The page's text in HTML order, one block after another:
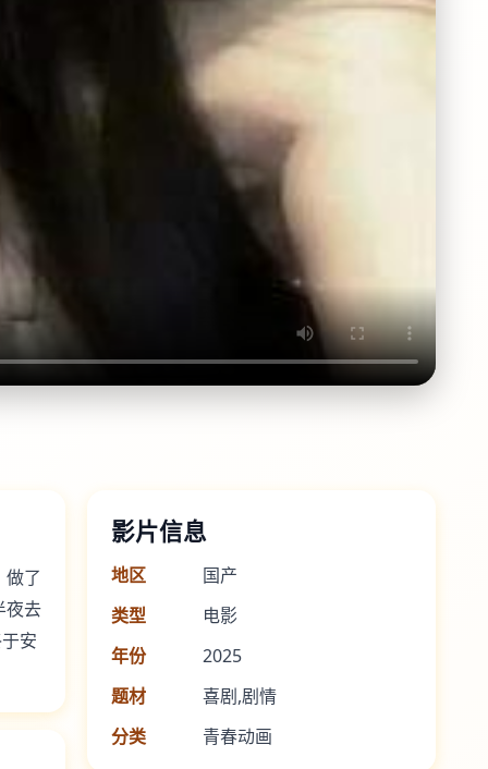
了
夜去
安
影片信息
地区
国产
类型
电影
年份
2025
题材
喜剧,剧情
分类
青春动画